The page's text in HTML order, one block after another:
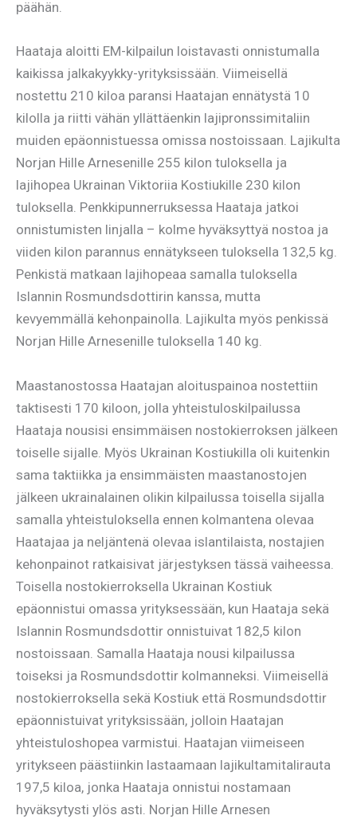
päähän.
Haataja aloitti EM-kilpailun loistavasti onnistumalla
kaikissa jalkakyykky-yrityksissään. Viimeisellä
nostettu 210 kiloa paransi Haatajan ennätystä 10
kilolla ja riitti vähän yllättäenkin lajipronssimitaliin
muiden epäonnistuessa omissa nostoissaan. Lajikulta
Norjan Hille Arnesenille 255 kilon tuloksella ja
lajihopea Ukrainan Viktoriia Kostiukille 230 kilon
tuloksella. Penkkipunnerruksessa Haataja jatkoi
onnistumisten linjalla – kolme hyväksyttyä nostoa ja
viiden kilon parannus ennätykseen tuloksella 132,5 kg.
Penkistä matkaan lajihopeaa samalla tuloksella
Islannin Rosmundsdottirin kanssa, mutta
kevyemmällä kehonpainolla. Lajikulta myös penkissä
Norjan Hille Arnesenille tuloksella 140 kg.
Maastanostossa Haatajan aloituspainoa nostettiin
taktisesti 170 kiloon, jolla yhteistuloskilpailussa
Haataja nousisi ensimmäisen nostokierroksen jälkeen
toiselle sijalle. Myös Ukrainan Kostiukilla oli kuitenkin
sama taktiikka ja ensimmäisten maastanostojen
jälkeen ukrainalainen olikin kilpailussa toisella sijalla
samalla yhteistuloksella ennen kolmantena olevaa
Haatajaa ja neljäntenä olevaa islantilaista, nostajien
kehonpainot ratkaisivat järjestyksen tässä vaiheessa.
Toisella nostokierroksella Ukrainan Kostiuk
epäonnistui omassa yrityksessään, kun Haataja sekä
Islannin Rosmundsdottir onnistuivat 182,5 kilon
nostoissaan. Samalla Haataja nousi kilpailussa
toiseksi ja Rosmundsdottir kolmanneksi. Viimeisellä
nostokierroksella sekä Kostiuk että Rosmundsdottir
epäonnistuivat yrityksissään, jolloin Haatajan
yhteistuloshopea varmistui. Haatajan viimeiseen
yritykseen päästiinkin lastaamaan lajikultamitalirauta
197,5 kiloa, jonka Haataja onnistui nostamaan
hyväksytysti ylös asti. Norjan Hille Arnesen